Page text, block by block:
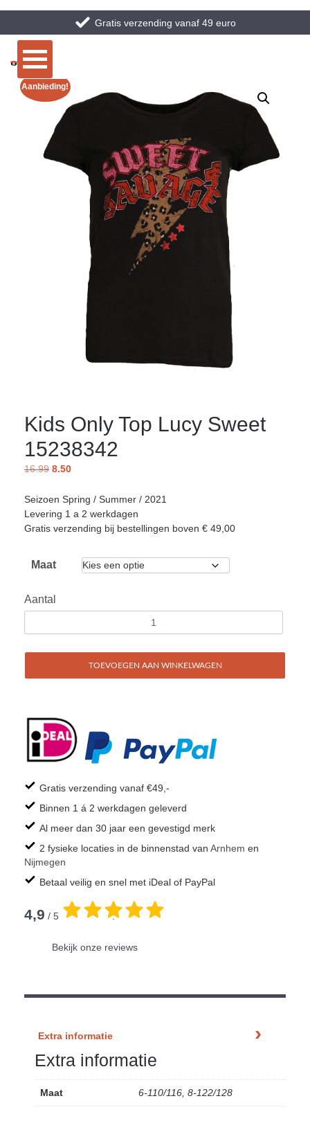
Gratis verzending vanaf 49 euro
Aanbieding!
Kids Only Top Lucy Sweet
15238342
16.99 8.50
Seizoen Spring / Summer / 2021
Levering 1 a 2 werkdagen
Gratis verzending bij bestellingen boven € 49,00
Maat
Aantal
TOEVOEGEN AAN WINKELWAGEN
Gratis verzending vanaf €49,-
Binnen 1 á 2 werkdagen geleverd
Al meer dan 30 jaar een gevestigd merk
2 fysieke locaties in de binnenstad van Arnhem en
Nijmegen
Betaal veilig en snel met iDeal of PayPal
4,9 / 5 .
Bekijk onze reviews
Extra informatie
Extra informatie
Maat 6-110/116, 8-122/128